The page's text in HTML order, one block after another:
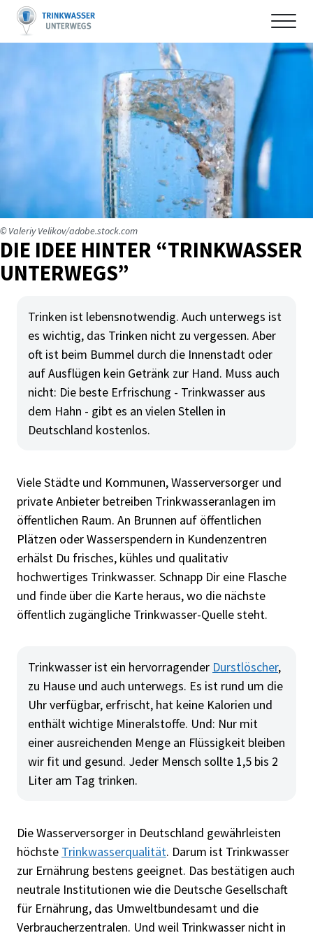
Zum Hauptinhalt der Seite springen
Zur Startseite navigieren
DIE IDEE HINTER “TRINKWASSER
UNTERWEGS”
© Valeriy Velikov/adobe.stock.com
Trinken ist lebensnotwendig. Auch unterwegs ist
es wichtig, das Trinken nicht zu vergessen. Aber
oft ist beim Bummel durch die Innenstadt oder
auf Ausflügen kein Getränk zur Hand. Muss auch
nicht: Die beste Erfrischung - Trinkwasser aus
dem Hahn - gibt es an vielen Stellen in
Deutschland kostenlos.
Viele Städte und Kommunen, Wasserversorger und
private Anbieter betreiben Trinkwasseranlagen im
öffentlichen Raum. An Brunnen auf öffentlichen
Plätzen oder Wasserspendern in Kundenzentren
erhälst Du frisches, kühles und qualitativ
hochwertiges Trinkwasser. Schnapp Dir eine Flasche
und finde über die Karte heraus, wo die nächste
öffentlich zugängliche Trinkwasser-Quelle steht.
Trinkwasser ist ein hervorragender Durstlöscher,
zu Hause und auch unterwegs. Es ist rund um die
Uhr verfügbar, erfrischt, hat keine Kalorien und
enthält wichtige Mineralstoffe. Und: Nur mit
einer ausreichenden Menge an Flüssigkeit bleiben
wir fit und gesund. Jeder Mensch sollte 1,5 bis 2
Liter am Tag trinken.
Die Wasserversorger in Deutschland gewährleisten
höchste Trinkwasserqualität. Darum ist Trinkwasser
zur Ernährung bestens geeignet. Das bestätigen auch
neutrale Institutionen wie die Deutsche Gesellschaft
für Ernährung, das Umweltbundesamt und die
Verbraucherzentralen. Und weil Trinkwasser nicht in